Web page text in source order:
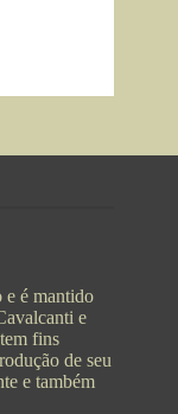
é mantido
e
fins
de seu
e também